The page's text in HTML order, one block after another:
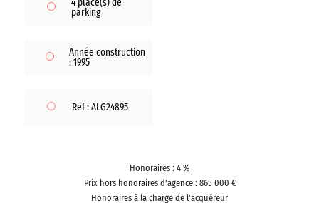
4 place(s) de
parking
Année construction
: 1995
Ref : ALG24895
Honoraires : 4 %
Prix hors honoraires d'agence : 865 000 €
Honoraires à la charge de l'acquéreur